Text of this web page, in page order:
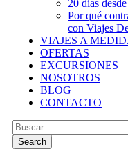
20 dias
Por qué
con Viajes
VIAJES A
OFERTAS
EXCURSIONES
NOSOTROS
BLOG
CONTACTO